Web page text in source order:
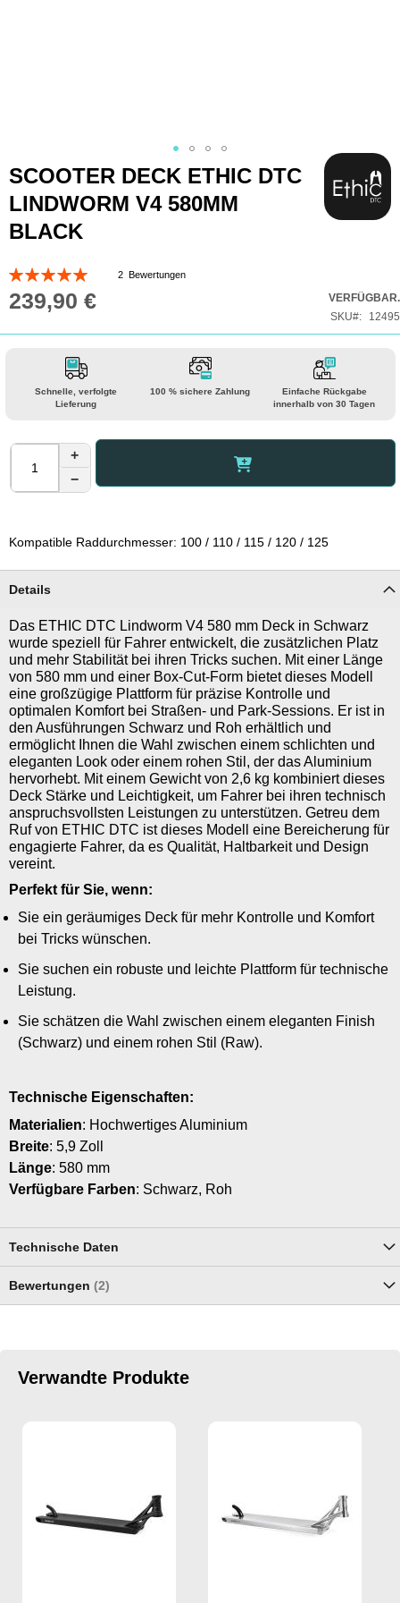
Zum
Anfang
der
Bildgalerie
SCOOTER DECK ETHIC DTC
LINDWORM V4 580MM
BLACK
Bewertung:
100
% of 100
2 Bewertungen
239,90 €
VERFÜGBAR.
SKU
12495
Schnelle, verfolgte
Lieferung
100 % sichere Zahlung
Einfache Rückgabe
innerhalb von 30 Tagen
+
−
Kompatible Raddurchmesser: 100 / 110 / 115 / 120 / 125
Details
Das ETHIC DTC Lindworm V4 580 mm Deck in Schwarz
wurde speziell für Fahrer entwickelt, die zusätzlichen Platz
und mehr Stabilität bei ihren Tricks suchen. Mit einer Länge
von 580 mm und einer Box-Cut-Form bietet dieses Modell
eine großzügige Plattform für präzise Kontrolle und
optimalen Komfort bei Straßen- und Park-Sessions. Er ist in
den Ausführungen Schwarz und Roh erhältlich und
ermöglicht Ihnen die Wahl zwischen einem schlichten und
eleganten Look oder einem rohen Stil, der das Aluminium
hervorhebt. Mit einem Gewicht von 2,6 kg kombiniert dieses
Deck Stärke und Leichtigkeit, um Fahrer bei ihren technisch
anspruchsvollsten Leistungen zu unterstützen. Getreu dem
Ruf von ETHIC DTC ist dieses Modell eine Bereicherung für
engagierte Fahrer, da es Qualität, Haltbarkeit und Design
vereint.
Perfekt für Sie, wenn:
Sie ein geräumiges Deck für mehr Kontrolle und Komfort
bei Tricks wünschen.
Sie suchen ein robuste und leichte Plattform für technische
Leistung.
Sie schätzen die Wahl zwischen einem eleganten Finish
(Schwarz) und einem rohen Stil (Raw).
Technische Eigenschaften:
Materialien: Hochwertiges Aluminium
Breite: 5,9 Zoll
Länge: 580 mm
Verfügbare Farben: Schwarz, Roh
Technische Daten
Bewertungen 2
Verwandte Produkte